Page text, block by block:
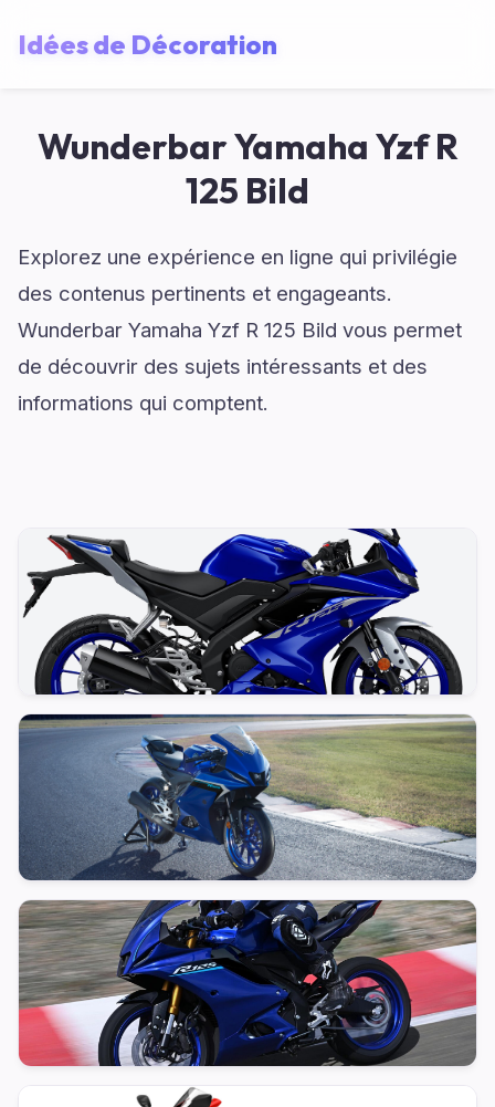
Idées de Décoration
Wunderbar Yamaha Yzf R
125 Bild
Explorez une expérience en ligne qui privilégie
des contenus pertinents et engageants.
Wunderbar Yamaha Yzf R 125 Bild vous permet
de découvrir des sujets intéressants et des
informations qui comptent.